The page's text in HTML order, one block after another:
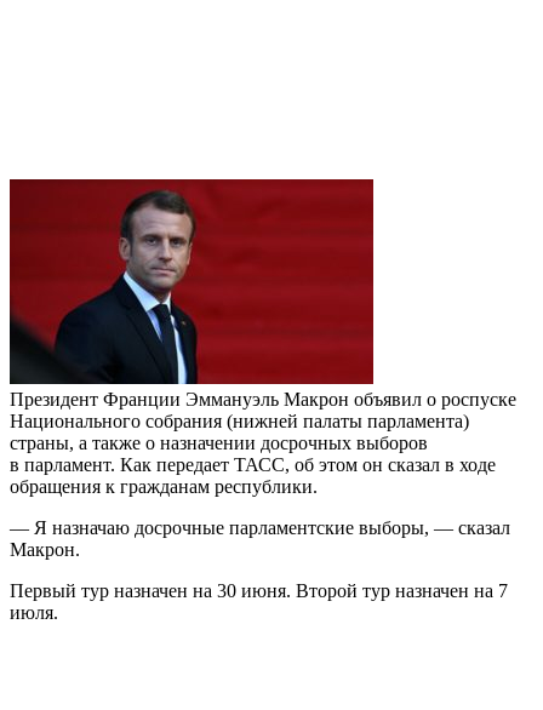
Президент Франции Эммануэль Макрон объявил о роспуске
Национального собрания (нижней палаты парламента)
страны, а также о назначении досрочных выборов
в парламент. Как передает ТАСС, об этом он сказал в ходе
обращения к гражданам республики.
— Я назначаю досрочные парламентские выборы, — сказал
Макрон.
Первый тур назначен на 30 июня. Второй тур назначен на 7
июля.